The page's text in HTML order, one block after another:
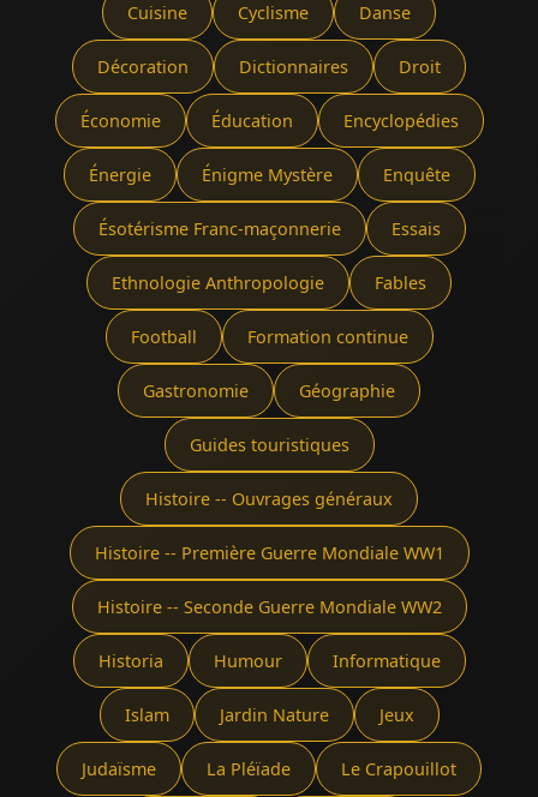
Cuisine Cyclisme Danse
Décoration Dictionnaires Droit
Économie Éducation Encyclopédies
Énergie Énigme Mystère Enquête
Ésotérisme Franc-maçonnerie Essais
Ethnologie Anthropologie Fables
Football Formation continue
Gastronomie Géographie
Guides touristiques
Histoire -- Ouvrages généraux
Histoire -- Première Guerre Mondiale WW1
Histoire -- Seconde Guerre Mondiale WW2
Historia Humour Informatique
Islam Jardin Nature Jeux
Judaïsme La Pléïade Le Crapouillot